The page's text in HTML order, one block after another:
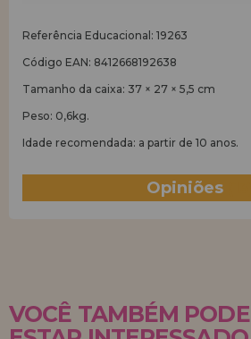
Referência Educacional: 19263
Código EAN: 8412668192638
Tamanho da caixa: 37 × 27 × 5,5 cm
Peso: 0,6kg.
Idade recomendada: a partir de 10 anos.
Opiniões
VOCÊ TAMBÉM PODE